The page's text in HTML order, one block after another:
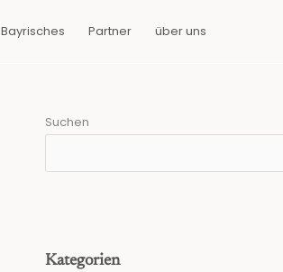
Bayrisches Partner über uns
Suchen
Kategorien